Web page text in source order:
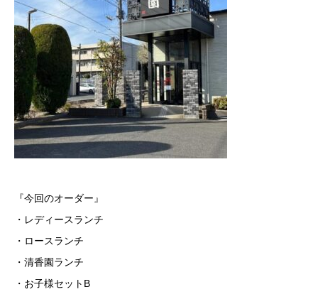
『今回のオーダー』
・レディースランチ
・ロースランチ
・清香園ランチ
・お子様セットB